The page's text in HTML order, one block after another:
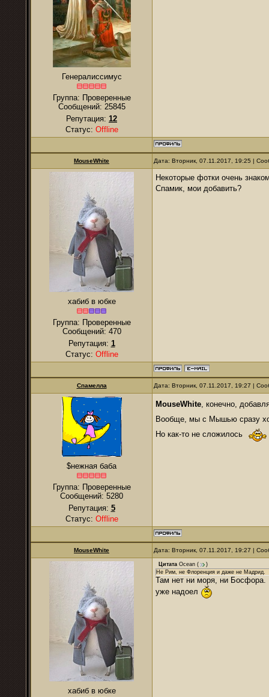
Генералиссимус
Группа: Проверенные
Сообщений: 25845
Репутация: 12
Статус: Offline
MouseWhite Дата: Вторник, 07.11.2017, 19:25 |
хабиб в юбке
Группа: Проверенные
Сообщений: 470
Репутация: 1
Статус: Offline
Некоторые фотки очень
Спамик, мои добавить?
Спамелла Дата: Вторник, 07.11.2017, 19:27 |
$нежная баба
Группа: Проверенные
Сообщений: 5280
Репутация: 5
Статус: Offline
MouseWhite , конечно,
Вообще, мы с Мышью сразу
Но как-то не сложилось
MouseWhite Дата: Вторник, 07.11.2017, 19:27 |
хабиб в юбке
Цитата Ocean (
)
Не Рим, не Флоренция и даже не Мадрид.
Там нет ни моря, ни Босфора.
уже надоел